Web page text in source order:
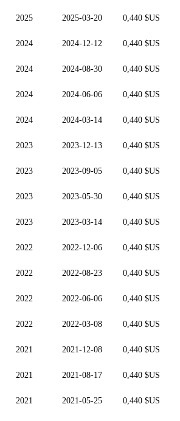
2025 2025-03-20 0,440 $US
2024 2024-12-12 0,440 $US
2024 2024-08-30 0,440 $US
2024 2024-06-06 0,440 $US
2024 2024-03-14 0,440 $US
2023 2023-12-13 0,440 $US
2023 2023-09-05 0,440 $US
2023 2023-05-30 0,440 $US
2023 2023-03-14 0,440 $US
2022 2022-12-06 0,440 $US
2022 2022-08-23 0,440 $US
2022 2022-06-06 0,440 $US
2022 2022-03-08 0,440 $US
2021 2021-12-08 0,440 $US
2021 2021-08-17 0,440 $US
2021 2021-05-25 0,440 $US